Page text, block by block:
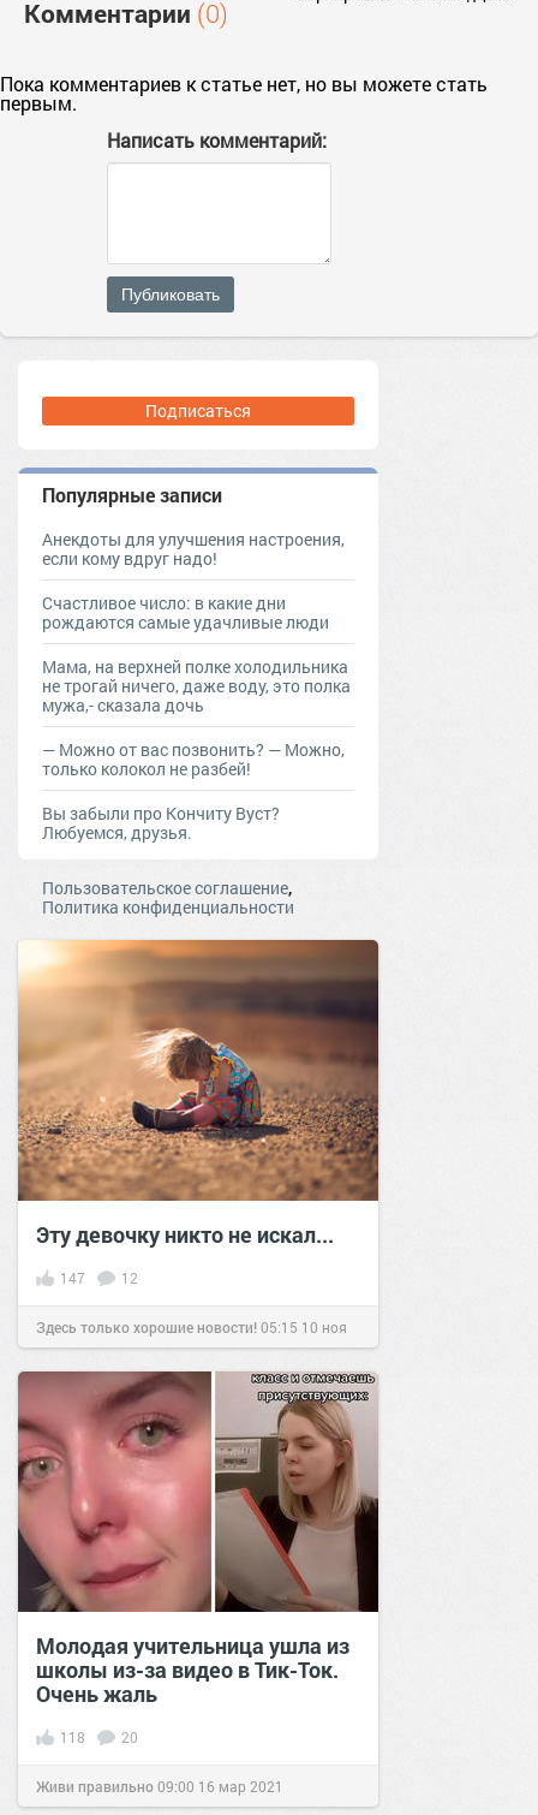
Комментарии (0)
Пока комментариев к статье нет, но вы можете стать
первым.
Написать комментарий:
Публиковать
Подписаться
Популярные записи
Анекдоты для улучшения настроения,
если кому вдруг надо!
Счастливое число: в какие дни
рождаются самые удачливые люди
Мама, на верхней полке холодильника
не трогай ничего, даже воду, это полка
мужа,- сказала дочь
— Moжнo oт вac пoзвoнить? — Moжнo,
тoлькo кoлoкoл нe рaзбeй!
Вы забыли про Кончиту Вуст?
Любуемся, друзья.
Пользовательское соглашение,
Политика конфиденциальности
Эту девочку никто не искал...
147 12
Здесь только хорошие новости!05:15 10 ноя
2020
Молодая учительница ушла из
школы из-за видео в Тик-Ток.
Очень жаль
118 20
Живи правильно09:00 16 мар 2021